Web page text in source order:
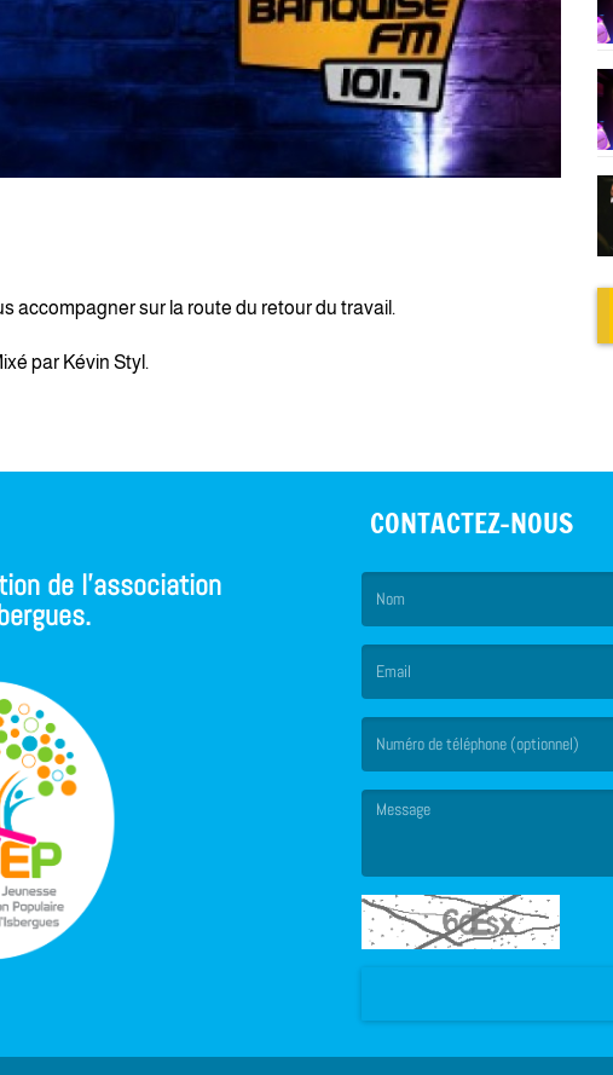
accompagner sur la route du retour du travail.
par Kévin Styl.
de l'association
CONTACTEZ-NOUS